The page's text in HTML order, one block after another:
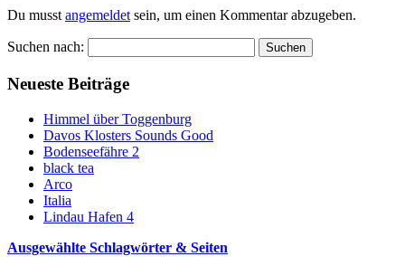
Du musstangemeldetsein, um einen Kommentar abzugeben.
Suchen nach:
Neueste Beiträge
Himmel über Toggenburg
Davos Klosters Sounds Good
Bodenseefähre 2
black tea
Arco
Italia
Lindau Hafen 4
Ausgewählte Schlagwörter & Seiten